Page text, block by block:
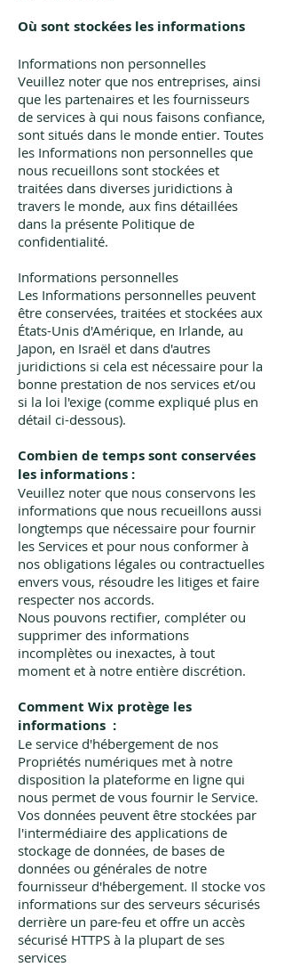
Où sont stockées les informations
Informations non personnelles
Veuillez noter que nos entreprises, ainsi
que les partenaires et les fournisseurs
de services à qui nous faisons confiance,
sont situés dans le monde entier. Toutes
les Informations non personnelles que
nous recueillons sont stockées et
traitées dans diverses juridictions à
travers le monde, aux fins détaillées
dans la présente Politique de
confidentialité.
Informations personnelles
Les Informations personnelles peuvent
être conservées, traitées et stockées aux
États-Unis d'Amérique, en Irlande, au
Japon, en Israël et dans d'autres
juridictions si cela est nécessaire pour la
bonne prestation de nos services et/ou
si la loi l'exige (comme expliqué plus en
détail ci-dessous).
Combien de temps sont conservées
les informations :
Veuillez noter que nous conservons les
informations que nous recueillons aussi
longtemps que nécessaire pour fournir
les Services et pour nous conformer à
nos obligations légales ou contractuelles
envers vous, résoudre les litiges et faire
respecter nos accords.
Nous pouvons rectifier, compléter ou
supprimer des informations
incomplètes ou inexactes, à tout
moment et à notre entière discrétion.
Comment Wix protège les
informations :
Le service d'hébergement de nos
Propriétés numériques met à notre
disposition la plateforme en ligne qui
nous permet de vous fournir le Service.
Vos données peuvent être stockées par
l'intermédiaire des applications de
stockage de données, de bases de
données ou générales de notre
fournisseur d'hébergement. Il stocke vos
informations sur des serveurs sécurisés
derrière un pare-feu et offre un accès
sécurisé HTTPS à la plupart de ses
services